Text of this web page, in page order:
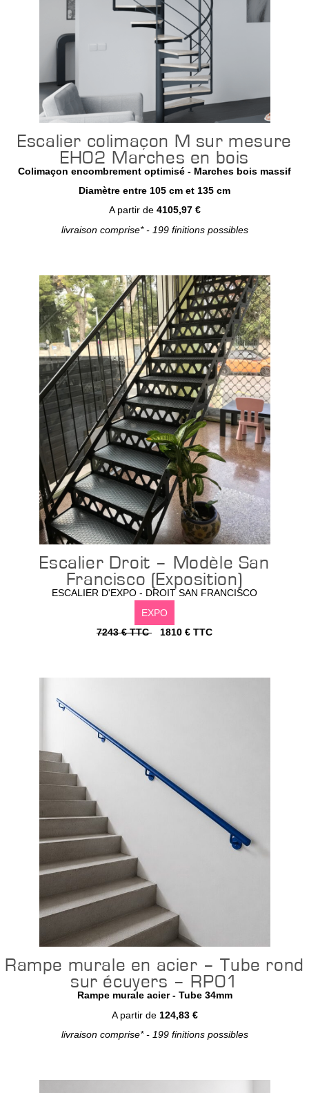
Escalier colimaçon M sur mesure
EH02 Marches en bois
Colimaçon encombrement optimisé - Marches bois massif
Diamètre entre 105 cm et 135 cm
A partir de 4105,97 €
livraison comprise* - 199 finitions possibles
Configurer
Escalier Droit – Modèle San
Francisco (Exposition)
ESCALIER D'EXPO - DROIT SAN FRANCISCO
EXPO
7243 € TTC 1810 € TTC
Rampe murale en acier – Tube rond
sur écuyers – RP01
Rampe murale acier - Tube 34mm
A partir de 124,83 €
livraison comprise* - 199 finitions possibles